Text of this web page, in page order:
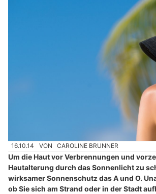
16.10.14 VON CAROLINE BRUNNER
Um die Haut vor Verbrennungen und
Hautalterung durch das Sonnenlicht zu
wirksamer Sonnenschutz das A und O.
ob Sie sich am Strand oder in der Stadt